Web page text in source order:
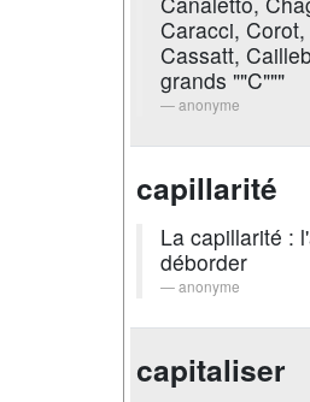
Caracci,
Cassatt,
grands ""C"""
anonyme
capillarité
La capillarité :
déborder
anonyme
capitaliser